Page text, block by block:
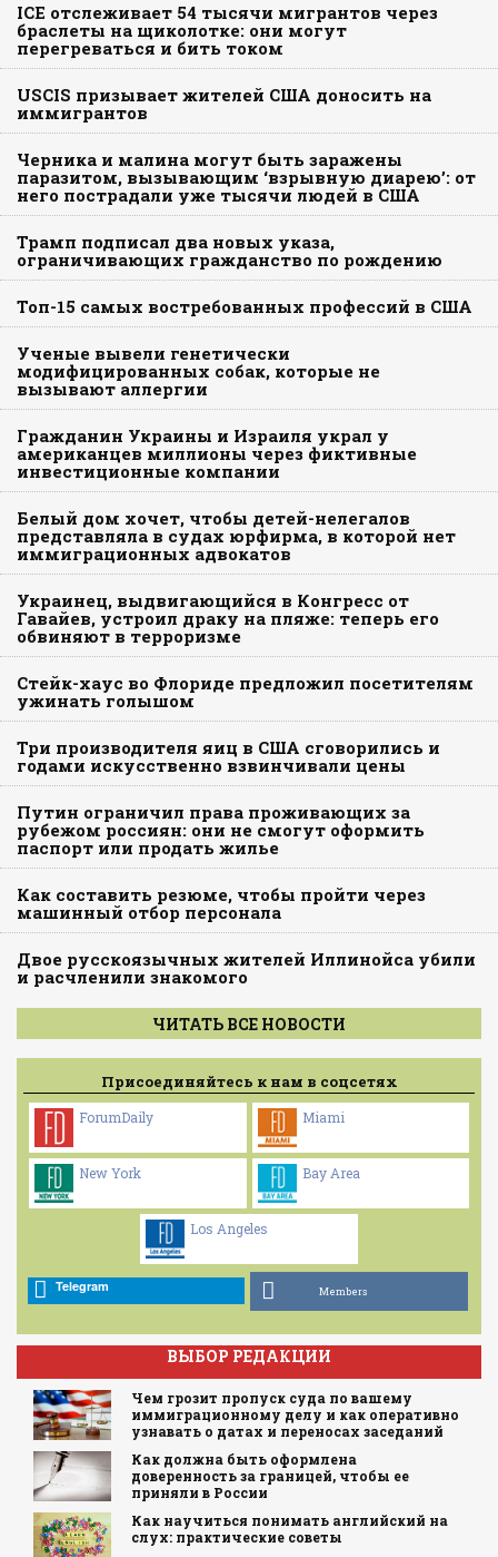
ICE отслеживает 54 тысячи мигрантов через
браслеты на щиколотке: они могут
перегреваться и бить током
USCIS призывает жителей США доносить на
иммигрантов
Черника и малина могут быть заражены
паразитом, вызывающим ‘взрывную диарею’: от
него пострадали уже тысячи людей в США
Трамп подписал два новых указа,
ограничивающих гражданство по рождению
Топ-15 самых востребованных профессий в США
Ученые вывели генетически
модифицированных собак, которые не
вызывают аллергии
Гражданин Украины и Израиля украл у
американцев миллионы через фиктивные
инвестиционные компании
Белый дом хочет, чтобы детей-нелегалов
представляла в судах юрфирма, в которой нет
иммиграционных адвокатов
Украинец, выдвигающийся в Конгресс от
Гавайев, устроил драку на пляже: теперь его
обвиняют в терроризме
Стейк-хаус во Флориде предложил посетителям
ужинать голышом
Три производителя яиц в США сговорились и
годами искусственно взвинчивали цены
Путин ограничил права проживающих за
рубежом россиян: они не смогут оформить
паспорт или продать жилье
Как составить резюме, чтобы пройти через
машинный отбор персонала
Двое русскоязычных жителей Иллинойса убили
и расчленили знакомого
ЧИТАТЬ ВСЕ НОВОСТИ
Присоединяйтесь к нам в соцсетях
ForumDaily Miami
New York Bay Area
Los Angeles
Telegram Members
ВЫБОР РЕДАКЦИИ
Чем грозит пропуск суда по вашему
иммиграционному делу и как оперативно
узнавать о датах и переносах заседаний
Как должна быть оформлена
доверенность за границей, чтобы ее
приняли в России
Как научиться понимать английский на
слух: практические советы